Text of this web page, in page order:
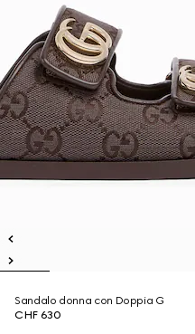
Sandalo donna con Doppia G
CHF 630